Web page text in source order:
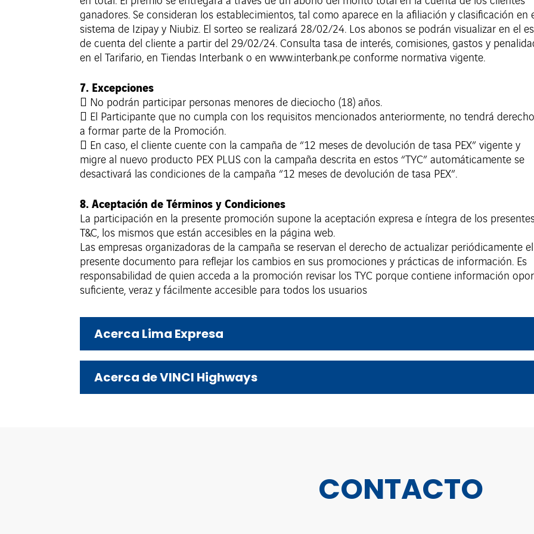
ganadores. Se consideran los establecimientos, tal como aparece en la afiliación y clasificación en
sistema de Izipay y Niubiz. El sorteo se realizará 28/02/24. Los abonos se podrán visualizar en el
de cuenta del cliente a partir del 29/02/24. Consulta tasa de interés, comisiones, gastos y
en el Tarifario, en Tiendas Interbank o en www.interbank.pe conforme normativa vigente.
7. Excepciones
 No podrán participar personas menores de dieciocho (18) años.
 El Participante que no cumpla con los requisitos mencionados anteriormente, no tendrá derecho
a formar parte de la Promoción.
 En caso, el cliente cuente con la campaña de “12 meses de devolución de tasa PEX” vigente y
migre al nuevo producto PEX PLUS con la campaña descrita en estos “TYC” automáticamente se
desactivará las condiciones de la campaña “12 meses de devolución de tasa PEX”.
8. Aceptación de Términos y Condiciones
La participación en la presente promoción supone la aceptación expresa e íntegra de los
T&C, los mismos que están accesibles en la página web.
Las empresas organizadoras de la campaña se reservan el derecho de actualizar periódicamente el
presente documento para reflejar los cambios en sus promociones y prácticas de información. Es
responsabilidad de quien acceda a la promoción revisar los TYC porque contiene información
suficiente, veraz y fácilmente accesible para todos los usuarios
Acerca Lima Expresa
Acerca de VINCI Highways
CONTACTO